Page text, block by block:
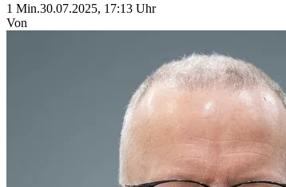
1 Min.30.07.2025, 17:13 Uhr
Von